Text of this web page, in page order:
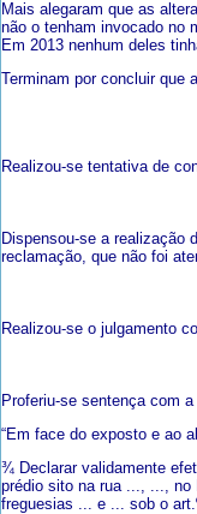
Mais alegaram que as
não o tenham invocado no
Em 2013 nenhum deles
Terminam por concluir que
Realizou-se tentativa de
Dispensou-se a realização
reclamação, que não foi
Realizou-se o julgamento
Proferiu-se sentença com
“Em face do exposto e ao
¾ Declarar validamente
prédio sito na rua ..., ..., no
freguesias ... e ... sob o